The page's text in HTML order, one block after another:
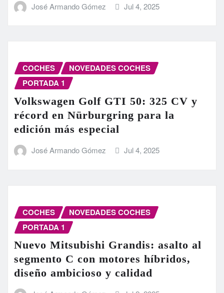
José Armando Gómez Jul 4, 2025
COCHES
NOVEDADES COCHES
PORTADA 1
Volkswagen Golf GTI 50: 325 CV y
récord en Nürburgring para la
edición más especial
José Armando Gómez Jul 4, 2025
COCHES
NOVEDADES COCHES
PORTADA 1
Nuevo Mitsubishi Grandis: asalto al
segmento C con motores híbridos,
diseño ambicioso y calidad